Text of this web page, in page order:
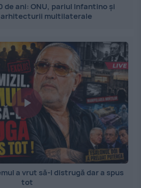
de ani: ONU, pariul Infantino și
arhitecturii multilaterale
a vrut să-l distrugă dar a spus
tot